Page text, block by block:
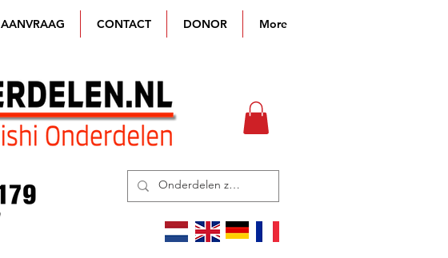
AANVRAAG CONTACT DONOR More